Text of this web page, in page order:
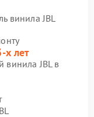
винила JBL
х лет
винила JBL в